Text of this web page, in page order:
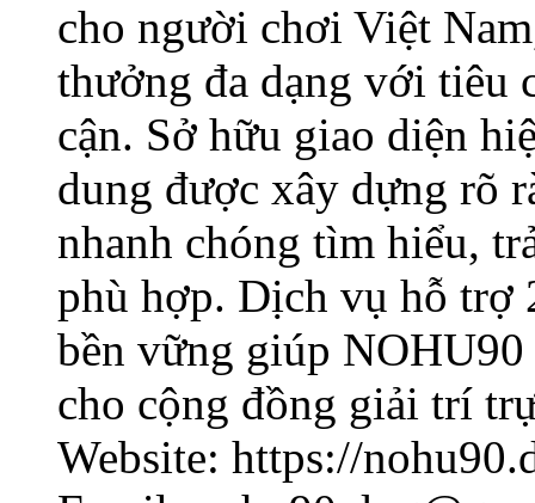
cho người chơi Việt
thưởng đa dạng với tiêu
cận. Sở hữu giao diện
dung được xây dựng rõ
nhanh chóng tìm hiểu,
phù hợp. Dịch vụ hỗ trợ
bền vững giúp
cho cộng đồng giải trí
Website: https://